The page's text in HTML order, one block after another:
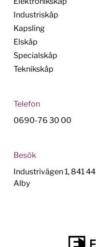
Industriskåp
Kapsling
Elskåp
Specialskåp
Teknikskåp
Telefon
0690-76 30 00
Besök
Industrivägen 1, 841 44
Alby